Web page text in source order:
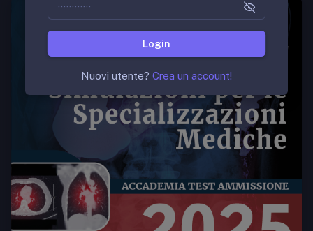
Login
Nuovi utente? Crea un account!